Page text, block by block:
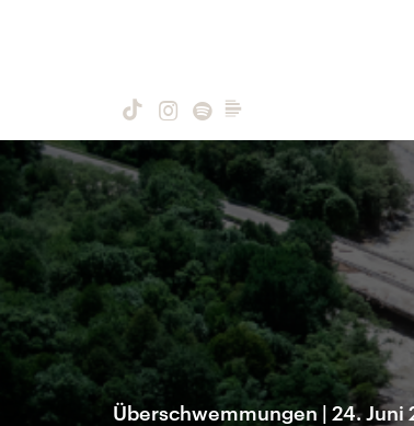
Überschwemmungen | 24. Juni